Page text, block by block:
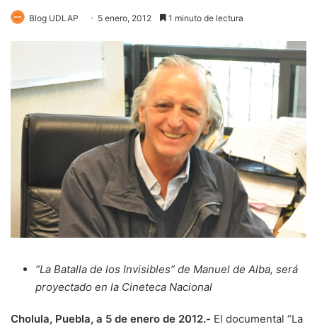
Blog UDLAP 5 enero, 2012 1 minuto de lectura
“La Batalla de los Invisibles” de Manuel de Alba, será
proyectado en la Cineteca Nacional
Cholula, Puebla, a 5 de enero de 2012.- El documental “La